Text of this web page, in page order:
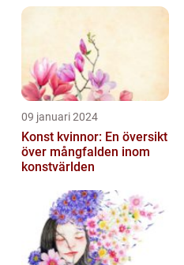
Utbildningsanstalter inom
09 januari 2024
Konst kvinnor: En översikt
över mångfalden inom
konstvärlden